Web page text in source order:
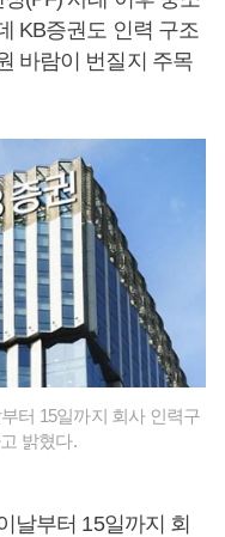
KB증권도 인력 구조
바람이 번질지 주목
터 15일까지 회사 인력구
밝혔다.
날부터 15일까지 회